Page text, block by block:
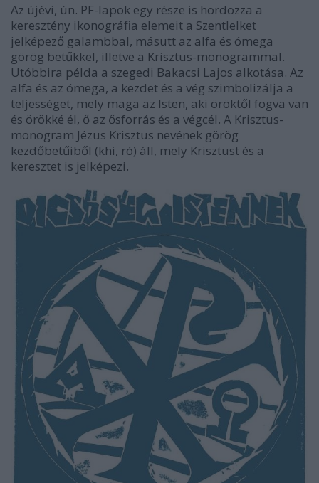
Az újévi, ún. PF-lapok egy része is hordozza a
keresztény ikonográfia elemeit a Szentlelket
jelképező galambbal, másutt az alfa és ómega
görög betűkkel, illetve a Krisztus-monogrammal.
Utóbbira példa a szegedi Bakacsi Lajos alkotása. Az
alfa és az ómega, a kezdet és a vég szimbolizálja a
teljességet, mely maga az Isten, aki öröktől fogva van
és örökké él, ő az ősforrás és a végcél. A Krisztus-
monogram Jézus Krisztus nevének görög
kezdőbetűiből (khi, ró) áll, mely Krisztust és a
keresztet is jelképezi.